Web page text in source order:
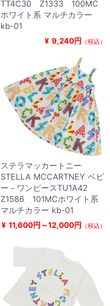
TT4C30 Z1333 100MC
ホワイト系 マルチカラー
kb-01
¥ 9,240円 （税込）
ステラマッカートニー
STELLA MCCARTNEY ベビ
ー－ワンピースTU1A42
Z1586 101MCホワイト系
マルチカラー kb-01
¥ 11,600円～12,000円 （税込）